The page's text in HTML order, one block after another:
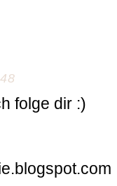
folge dir :)